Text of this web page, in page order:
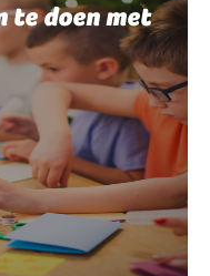
te doen met